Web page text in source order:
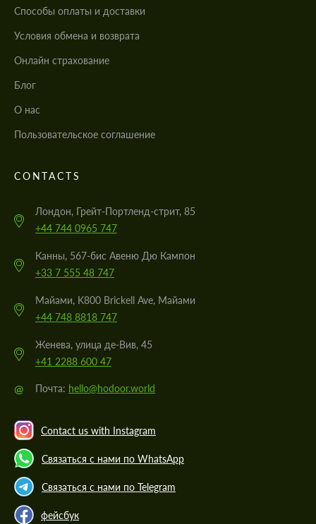
Cпособы оплаты и доставки
Условия обмена и возврата
Онлайн страхование
Блог
О нас
Пользовательское соглашение
CONTACTS
Лондон, Грейт-Портленд-стрит, 85
+44 744 0965 747
Канны, 567-бис Авеню Дю Кампон
+33 7 555 48 747
Майами, K800 Brickell Ave, Майами
+44 748 8818 747
Женева, улица де-Вив, 45
+41 2288 600 47
@ Почта: hello@hodoor.world
Contact us with Instagram
Связаться с нами по WhatsApp
Связаться с нами по Telegram
фейсбук